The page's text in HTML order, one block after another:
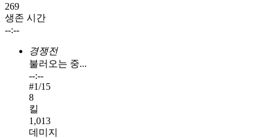
269
생존 시간
--:--
경쟁전
불러오는 중...
--:--
#1/15
8
킬
1,013
데미지